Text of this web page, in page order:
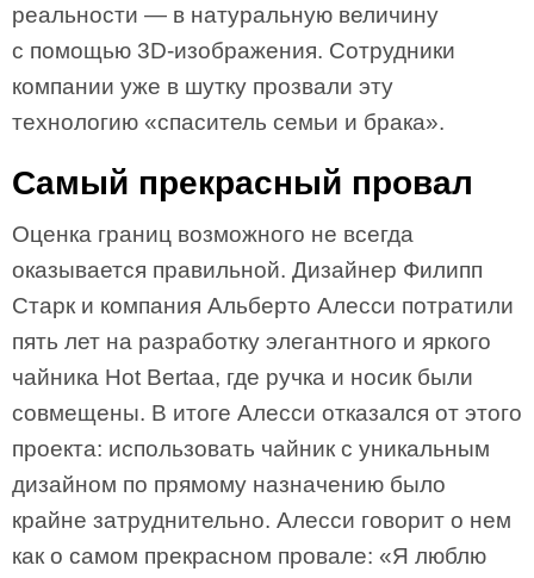
реальности — в натуральную величину
с помощью 3D-изображения. Сотрудники
компании уже в шутку прозвали эту
технологию «спаситель семьи и брака».
Самый прекрасный провал
Оценка границ возможного не всегда
оказывается правильной. Дизайнер Филипп
Старк и компания Альберто Алесси потратили
пять лет на разработку элегантного и яркого
чайника Hot Bertaa, где ручка и носик были
совмещены. В итоге Алесси отказался от этого
проекта: использовать чайник с уникальным
дизайном по прямому назначению было
крайне затруднительно. Алесси говорит о нем
как о самом прекрасном провале: «Я люблю